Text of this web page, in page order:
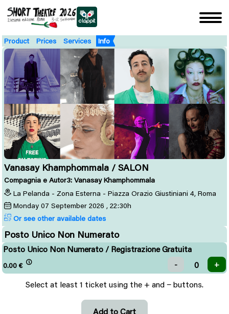
Product Prices Services Info
Vanasay Khamphommala / SALON
Compagnia e Autor3: Vanasay Khamphommala
La Pelanda - Zona Esterna - Piazza Orazio Giustiniani 4, Roma
Monday 07 September 2026 , 22:30h
Or see other available dates
Posto Unico Non Numerato
Posto Unico Non Numerato / Registrazione Gratuita
0.00 €
Select at least 1 ticket using the + and − buttons.